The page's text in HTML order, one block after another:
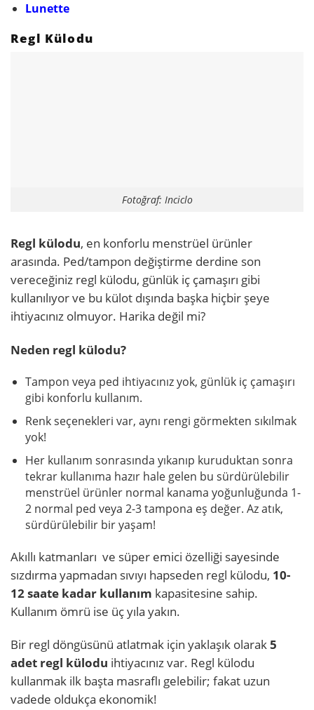
Lunette
Regl Külodu
Fotoğraf: Inciclo
Regl külodu, en konforlu menstrüel ürünler
arasında. Ped/tampon değiştirme derdine son
vereceğiniz regl külodu, günlük iç çamaşırı gibi
kullanılıyor ve bu külot dışında başka hiçbir şeye
ihtiyacınız olmuyor. Harika değil mi?
Neden regl külodu?
Tampon veya ped ihtiyacınız yok, günlük iç çamaşırı
gibi konforlu kullanım.
Renk seçenekleri var, aynı rengi görmekten sıkılmak
yok!
Her kullanım sonrasında yıkanıp kuruduktan sonra
tekrar kullanıma hazır hale gelen bu sürdürülebilir
menstrüel ürünler normal kanama yoğunluğunda 1-
2 normal ped veya 2-3 tampona eş değer. Az atık,
sürdürülebilir bir yaşam!
Akıllı katmanları ve süper emici özelliği sayesinde
sızdırma yapmadan sıvıyı hapseden regl külodu, 10-
12 saate kadar kullanım kapasitesine sahip.
Kullanım ömrü ise üç yıla yakın.
Bir regl döngüsünü atlatmak için yaklaşık olarak5
adet regl külodu ihtiyacınız var. Regl külodu
kullanmak ilk başta masraflı gelebilir; fakat uzun
vadede oldukça ekonomik!